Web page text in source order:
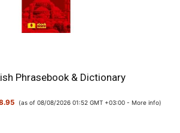
Phrasebook & Dictionary
(as of 08/08/2026 01:52 GMT +03:00 - More info)